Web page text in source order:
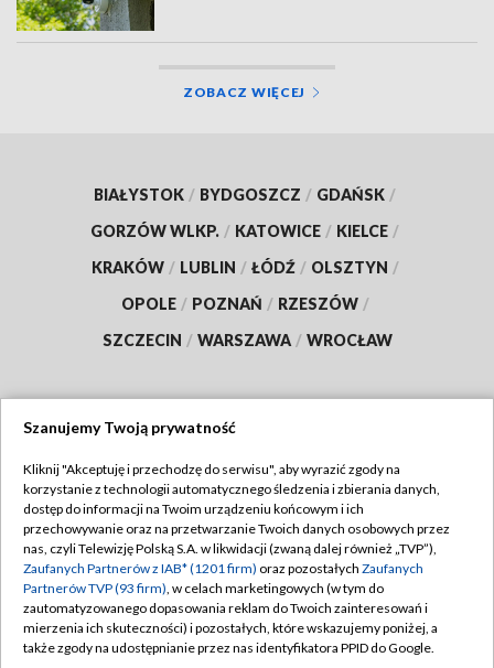
ZOBACZ WIĘCEJ
BIAŁYSTOK / BYDGOSZCZ / GDAŃSK /
GORZÓW WLKP. / KATOWICE / KIELCE /
KRAKÓW / LUBLIN / ŁÓDŹ / OLSZTYN /
OPOLE / POZNAŃ / RZESZÓW /
SZCZECIN / WARSZAWA / WROCŁAW
TVP
Abonament TVP
Emisja w TVP
Centrum informacji TVP
Naziemna Telewizja Cyfrowa
Regulamin TVP
Polityka prywatności
Moje zgody
Pomoc
Szanujemy Twoją prywatność
Kliknij "Akceptuję i przechodzę do serwisu", aby wyrazić zgody na
korzystanie z technologii automatycznego śledzenia i zbierania danych,
dostęp do informacji na Twoim urządzeniu końcowym i ich
przechowywanie oraz na przetwarzanie Twoich danych osobowych przez
nas, czyli Telewizję Polską S.A. w likwidacji (zwaną dalej również „TVP”),
Zaufanych Partnerów z IAB* (1201 firm) oraz pozostałych Zaufanych
Partnerów TVP (93 firm), w celach marketingowych (w tym do
zautomatyzowanego dopasowania reklam do Twoich zainteresowań i
mierzenia ich skuteczności) i pozostałych, które wskazujemy poniżej, a
także zgody na udostępnianie przez nas identyfikatora PPID do Google.